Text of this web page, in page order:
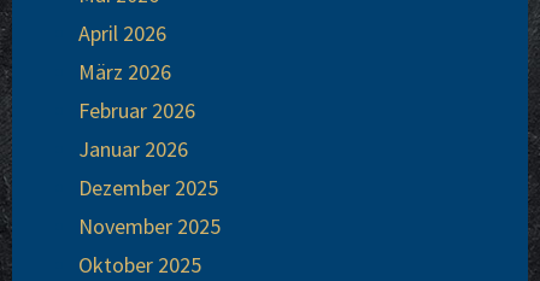
April 2026
März 2026
Februar 2026
Januar 2026
Dezember 2025
November 2025
Oktober 2025